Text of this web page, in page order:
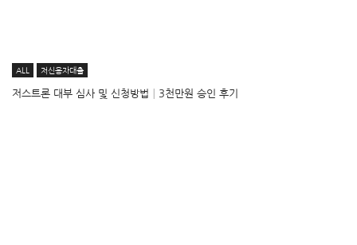
ALL 저신용자대출
저스트론 대부 심사 및 신청방법│3천만원 승인 후기